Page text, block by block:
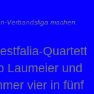
Verbandsliga machen.
Quartett
Laumeier und
vier in fünf